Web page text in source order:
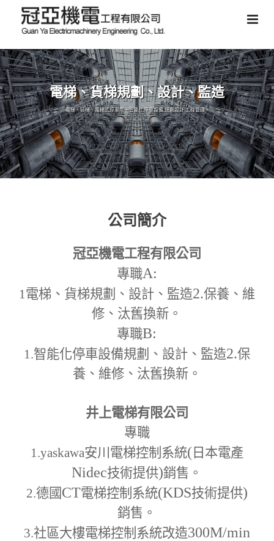
電梯、貨梯規劃、設計、監造
電梯、貨梯、電梯式停車塔、智能化停車設備,規劃設計,工程管理。
公司簡介
冠亞機電工程有限公司
專職A:
1電梯、貨梯規劃、設計、監造2.保養、維
修、汰舊換新。
專職B:
1.智能化停車設備規劃、設計、監造2.保
養、維修、汰舊換新。
井上電梯有限公司
專職
1.yaskawa安川電梯控制系統( 日本電產
Nidec技術提供)銷售。
2.德國 CT電梯控制系統(KDS技術提供)
銷售。
3.社區大樓電梯控制系統改造300M/min